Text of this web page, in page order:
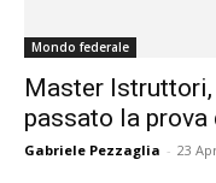
Mondo federale
Master
passato la prova
Gabriele Pezzaglia - 23